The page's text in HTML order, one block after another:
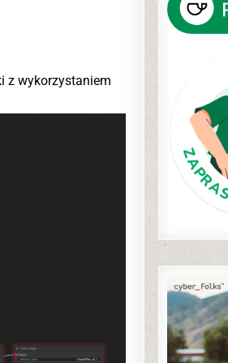
z wykorzystaniem